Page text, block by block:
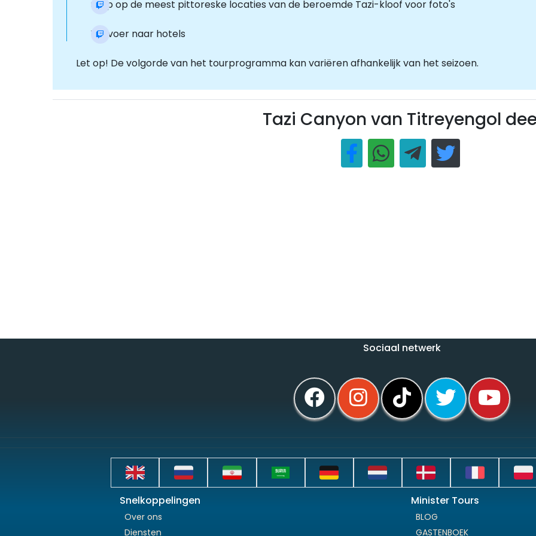
Stop op de meest pittoreske locaties van de beroemde Tazi-kloof voor foto's
Vervoer naar hotels
Let op! De volgorde van het tourprogramma kan variëren afhankelijk van het seizoen.
Tazi Canyon van Titreyengol
Sociaal netwerk
Snelkoppelingen
Over ons
Diensten
Minister Tours
BLOG
GASTENBOEK